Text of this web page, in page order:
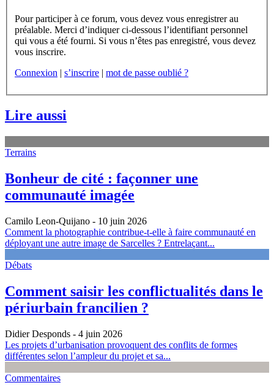
Pour participer à ce forum, vous devez vous enregistrer au
préalable. Merci d’indiquer ci-dessous l’identifiant personnel
qui vous a été fourni. Si vous n’êtes pas enregistré, vous devez
vous inscrire.
Connexion | s’inscrire | mot de passe oublié ?
Lire aussi
Terrains
Bonheur de cité : façonner une
communauté imagée
Camilo Leon-Quijano - 10 juin 2026
Comment la photographie contribue-t-elle à faire communauté en
déployant une autre image de Sarcelles ? Entrelaçant...
Débats
Comment saisir les conflictualités dans le
périurbain francilien ?
Didier Desponds - 4 juin 2026
Les projets d’urbanisation provoquent des conflits de formes
différentes selon l’ampleur du projet et sa...
Commentaires